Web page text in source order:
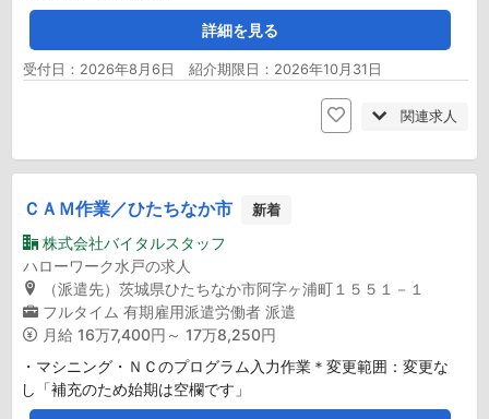
詳細を見る
受付日：2026年8月6日 紹介期限日：2026年10月31日
関連求人
ＣＡＭ作業／ひたちなか市 新着
株式会社バイタルスタッフ
ハローワーク水戸の求人
（派遣先）茨城県ひたちなか市阿字ヶ浦町１５５１－１
フルタイム 有期雇用派遣労働者 派遣
月給 16万7,400円～ 17万8,250円
・マシニング・ＮＣのプログラム入力作業＊変更範囲：変更な
し「補充のため始期は空欄です」